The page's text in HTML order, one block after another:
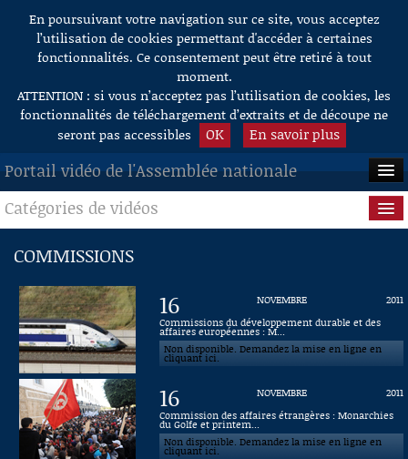
Aller au contenu
En poursuivant votre navigation sur ce site, vous acceptez
l’utilisation de cookies permettant d'accéder à certaines
fonctionnalités. Ce consentement peut être retiré à tout
moment.
ATTENTION : si vous n’acceptez pas l’utilisation de cookies, les
fonctionnalités de téléchargement d’extraits et de découpe ne
seront pas accessibles
OK En savoir plus
Portail vidéo de l'Assemblée nationale
ACCUEIL
EN DIRECT
À LA DEMANDE
RECHERCHE
AIDE À LA DÉCOUPE
DE VIDÉOS
Catégories de vidéos
Questions au Gouvernement
Commissions
Présidence
Évènements
Connaissance, Histoire
COMMISSIONS
16 NOVEMBRE
2011
Commissions du développement durable et des
affaires européennes : M...
Non disponible. Demandez la mise en ligne en
cliquant ici.
16 NOVEMBRE
2011
Commission des affaires étrangères : Monarchies
du Golfe et printem...
Non disponible. Demandez la mise en ligne en
cliquant ici.